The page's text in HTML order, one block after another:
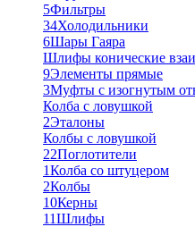
5Фильтры
34Холодильники
6Шары Гаяра
Шлифы конические
9Элементы прямые
3Муфты с изогнутым
Колба с ловушкой
2Эталоны
Колбы с ловушкой
22Поглотители
1Колба со штуцером
2Колбы
10Керны
11Шлифы